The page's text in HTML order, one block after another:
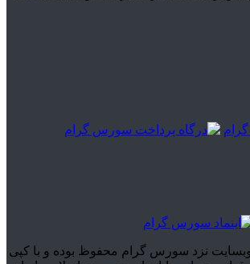
نزد سورس گرام محفوظ بوده و با کپی